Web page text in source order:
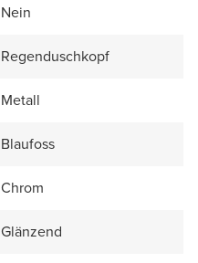
Nein
Regenduschkopf
Metall
Blaufoss
Chrom
Glänzend